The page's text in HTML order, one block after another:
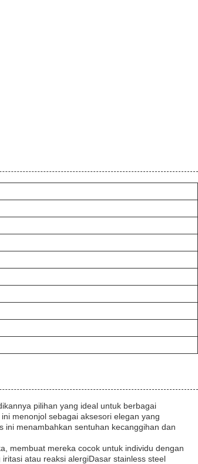
pilihan yang ideal untuk berbagai
menonjol sebagai aksesori elegan yang
ini menambahkan sentuhan kecanggihan dan
membuat mereka cocok untuk individu dengan
atau reaksi alergiDasar stainless steel